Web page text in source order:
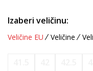
Izaberi veličinu:
Veličine EU Veličine